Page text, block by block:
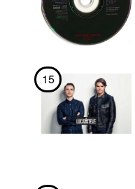
15